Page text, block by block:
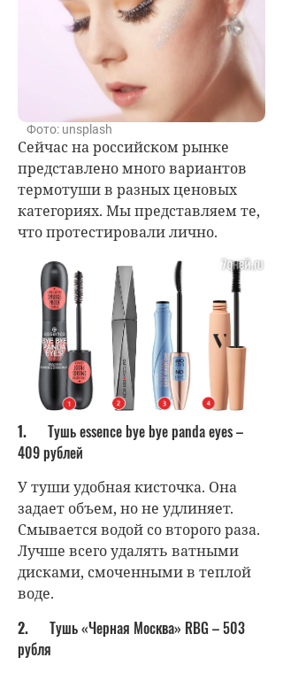
Фото: unsplash
Сейчас на российском рынке
представлено много вариантов
термотуши в разных ценовых
категориях. Мы представляем те,
что протестировали лично.
1.
Тушь essence bye bye panda eyes –
409 рублей
У туши удобная кисточка. Она
задает объем, но не удлиняет.
Смывается водой со второго раза.
Лучше всего удалять ватными
дисками, смоченными в теплой
воде.
2.
Тушь «Черная Москва» RBG – 503
рубля